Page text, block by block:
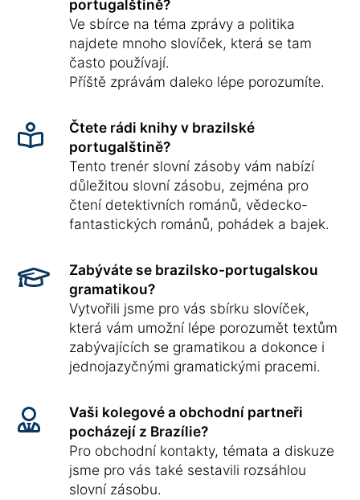
portugalštině?
Ve sbírce na téma zprávy a politika
najdete mnoho slovíček, která se tam
často používají.
Příště zprávám daleko lépe porozumíte.
Čtete rádi knihy v brazilské
portugalštině?
Tento trenér slovní zásoby vám nabízí
důležitou slovní zásobu, zejména pro
čtení detektivních románů, vědecko-
fantastických románů, pohádek a bajek.
Zabýváte se brazilsko-portugalskou
gramatikou?
Vytvořili jsme pro vás sbírku slovíček,
která vám umožní lépe porozumět textům
zabývajících se gramatikou a dokonce i
jednojazyčnými gramatickými pracemi.
Vaši kolegové a obchodní partneři
pocházejí z Brazílie?
Pro obchodní kontakty, témata a diskuze
jsme pro vás také sestavili rozsáhlou
slovní zásobu.